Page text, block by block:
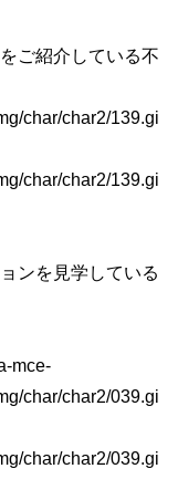
ご紹介している不
char/char2/139.gi
char/char2/139.gi
ンを見学している
mce-
char/char2/039.gi
char/char2/039.gi